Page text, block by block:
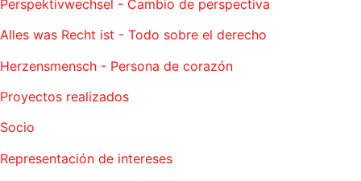
Perspektivwechsel - Cambio de perspectiva
Alles was Recht ist - Todo sobre el derecho
Herzensmensch - Persona de corazón
Proyectos realizados
Socio
Representación de intereses